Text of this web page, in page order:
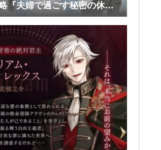
『夫婦で過ごす秘密の休
(ファリス・ヴィンセント)